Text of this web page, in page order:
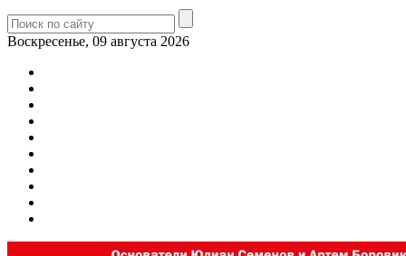
Воскресенье, 09 августа 2026